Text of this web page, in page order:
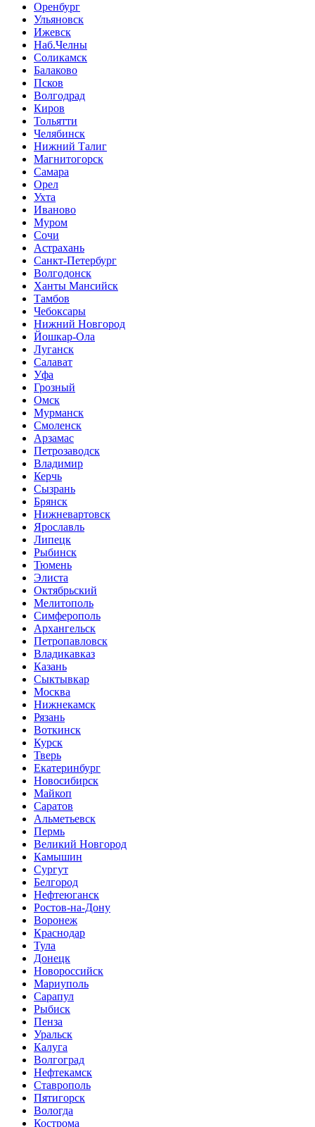
Оренбург
Ульяновск
Ижевск
Наб.Челны
Соликамск
Балаково
Псков
Волгодрад
Киров
Тольятти
Челябинск
Нижний Талиг
Магнитогорск
Самара
Орел
Ухта
Иваново
Муром
Сочи
Астрахань
Санкт-Петербург
Волгодонск
Ханты Мансийск
Тамбов
Чебоксары
Нижний Новгород
Йошкар-Ола
Луганск
Салават
Уфа
Грозный
Омск
Мурманск
Смоленск
Арзамас
Петрозаводск
Владимир
Керчь
Сызрань
Брянск
Нижневартовск
Ярославль
Липецк
Рыбинск
Тюмень
Элиста
Октябрьский
Мелитополь
Симферополь
Архангельск
Петропавловск
Владикавказ
Казань
Сыктывкар
Москва
Нижнекамск
Рязань
Воткинск
Курск
Тверь
Екатеринбург
Новосибирск
Майкоп
Саратов
Альметьевск
Пермь
Великий Новгород
Камышин
Сургут
Белгород
Нефтеюганск
Ростов-на-Дону
Воронеж
Краснодар
Тула
Донецк
Новороссийск
Мариуполь
Сарапул
Рыбиск
Пенза
Уральск
Калуга
Волгоград
Нефтекамск
Ставрополь
Пятигорск
Вологда
Кострома